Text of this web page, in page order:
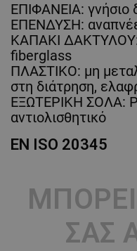
ΕΠΙΦΑΝΕΙΑ: γνήσιο
ΕΠΕΝΔΥΣΗ:
ΚΑΠΑΚΙ ΔΑΚΤΥΛΟΥ:
fiberglass
ΠΛΑΣΤΙΚΟ: μη
στη διάτρηση,
ΕΞΩΤΕΡΙΚΗ ΣΟΛΑ:
αντιολισθητικό
EN ISO 20345
ΣΑΣ